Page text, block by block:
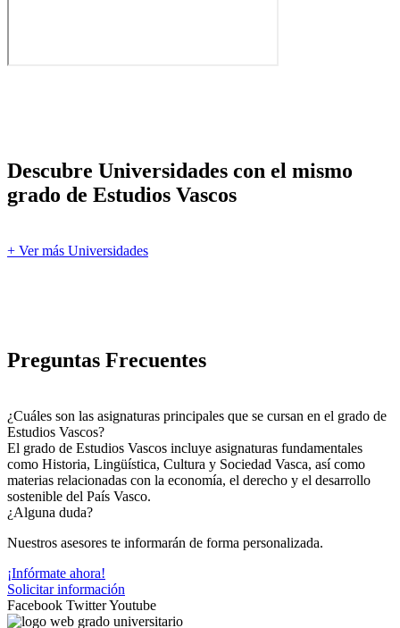
Descubre Universidades con el mismo
grado de Estudios Vascos
+ Ver más Universidades
Preguntas Frecuentes
¿Cuáles son las asignaturas principales que se cursan en el grado de
Estudios Vascos?
El grado de Estudios Vascos incluye asignaturas fundamentales
como Historia, Lingüística, Cultura y Sociedad Vasca, así como
materias relacionadas con la economía, el derecho y el desarrollo
sostenible del País Vasco.
¿Alguna duda?
Nuestros asesores te informarán de forma personalizada.
¡Infórmate ahora!
Solicitar información
Facebook TwitterYoutube